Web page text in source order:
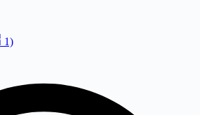
1)